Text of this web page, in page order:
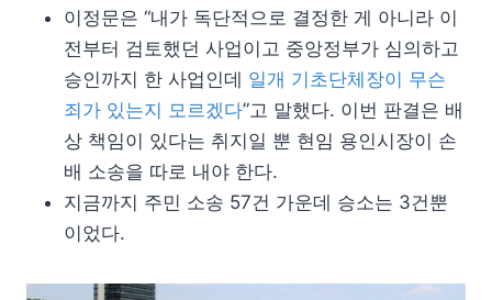
이정문은 “내가 독단적으로 결정한 게 아니라 이
전부터 검토했던 사업이고 중앙정부가 심의하고
승인까지 한 사업인데 일개 기초단체장이 무슨
죄가 있는지 모르겠다”고 말했다. 이번 판결은 배
상 책임이 있다는 취지일 뿐 현임 용인시장이 손
배 소송을 따로 내야 한다.
지금까지 주민 소송 57건 가운데 승소는 3건뿐
이었다.